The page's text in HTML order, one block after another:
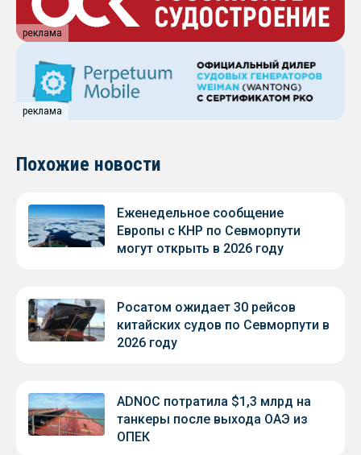
реклама
реклама
Похожие новости
Еженедельное сообщение
Европы с КНР по Севморпути
могут открыть в 2026 году
Росатом ожидает 30 рейсов
китайских судов по Севморпути в
2026 году
ADNOC потратила $1,3 млрд на
танкеры после выхода ОАЭ из
ОПЕК